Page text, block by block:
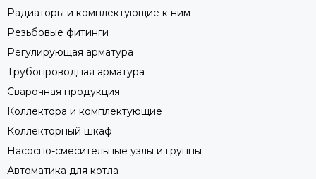
Радиаторы и комплектующие к ним
Резьбовые фитинги
Регулирующая арматура
Трубопроводная арматура
Сварочная продукция
Коллектора и комплектующие
Коллекторный шкаф
Насосно-смесительные узлы и группы
Автоматика для котла